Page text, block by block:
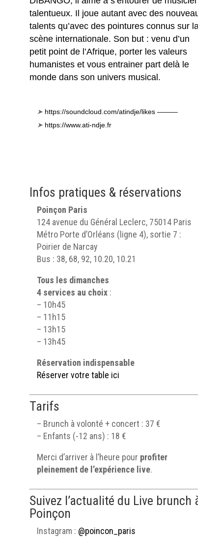
talentueux. Il joue autant avec des nouveaux
talents qu’avec des pointures connus sur la
scène internationale. Son but : venu d’un
petit point de l’Afrique, porter les valeurs
humanistes et vous entrainer part delà le
monde dans son univers musical.
➤ https://soundcloud.com/atindje/likes ———
➤ https://www.ati-ndje.fr
Infos pratiques & réservations
Poinçon Paris
124 avenue du Général Leclerc, 75014 Paris
Métro Porte d’Orléans (ligne 4), sortie 7 :
Poirier de Narcay
Bus : 38, 68, 92, 10.20, 10.21
Tous les dimanches
4 services au choix:
– 10h45
– 11h15
– 13h15
– 13h45
Réservation indispensable
Réserver votre table ici
Tarifs
– Brunch à volonté + concert : 37 €
– Enfants (-12 ans) : 18 €
Merci d’arriver à l’heure pour profiter
pleinement de l’expérience live.
Suivez l’actualité du Live brunch à
Poinçon
Instagram : @poincon_paris